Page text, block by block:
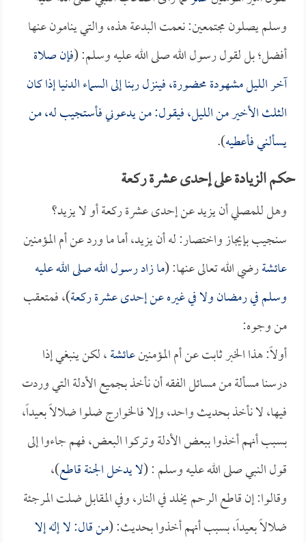
وسلم يصلون مجتمعين: نعمت البدعة هذه، والتي ينامون عنها
أفضل؛ بل لقول رسول الله صلى الله عليه وسلم: (فإن صلاة
آخر الليل مشهودة محضورة، فينزل ربنا إلى السماء الدنيا إذا كان
الثلث الأخير من الليل، فيقول: من يدعوني فأستجيب له، من
يسألني فأعطيه).
حكم الزيادة على إحدى عشرة ركعة
وهل للمصلي أن يزيد عن إحدى عشرة ركعة أو لا يزيد؟
سنجيب بإيجاز واختصار: له أن يزيد، أما ما ورد عن أم المؤمنين
عائشةرضي الله تعالى عنها: (ما زاد رسول الله صلى الله عليه
وسلم في رمضان ولا في غيره عن إحدى عشرة ركعة)، فمتعقب
من وجوه:
أولاً: هذا الخبر ثابت عن أم المؤمنينعائشة، لكن ينبغي إذا
درسنا مسألة من مسائل الفقه أن نأخذ بجميع الأدلة التي وردت
فيها، لا نأخذ بحديث واحد، وإلا فالخوارج ضلوا ضلالاً بعيداً،
بسبب أنهم أخذوا ببعض الأدلة وتركوا البعض، فهم جاءوا إلى
قول النبي صلى الله عليه وسلم : (لا يدخل الجنة قاطع)،
وقالوا: إن قاطع الرحم يخلد في النار، وفي المقابل ضلت المرجئة
ضلالاً بعيداً، بسبب أنهم أخذوا بحديث: (من قال: لا إله إلا